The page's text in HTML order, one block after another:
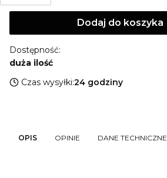
Dodaj do koszyka
Dostępność:
duża ilość
Czas wysyłki:24 godziny
OPIS OPINIE DANE TECHNICZNE